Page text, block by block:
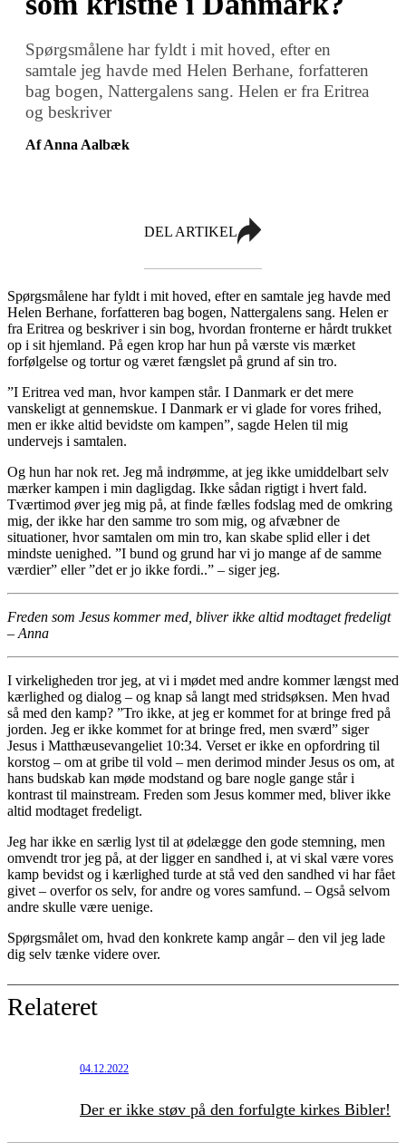
Spørgsmålene har fyldt i mit hoved, efter en
samtale jeg havde med Helen Berhane, forfatteren
bag bogen, Nattergalens sang. Helen er fra Eritrea
og beskriver
Af Anna Aalbæk
DEL ARTIKEL
Spørgsmålene har fyldt i mit hoved, efter en samtale jeg havde med
Helen Berhane, forfatteren bag bogen, Nattergalens sang. Helen er
fra Eritrea og beskriver i sin bog, hvordan fronterne er hårdt trukket
op i sit hjemland. På egen krop har hun på værste vis mærket
forfølgelse og tortur og været fængslet på grund af sin tro.
”I Eritrea ved man, hvor kampen står. I Danmark er det mere
vanskeligt at gennemskue. I Danmark er vi glade for vores frihed,
men er ikke altid bevidste om kampen”, sagde Helen til mig
undervejs i samtalen.
Og hun har nok ret. Jeg må indrømme, at jeg ikke umiddelbart selv
mærker kampen i min dagligdag. Ikke sådan rigtigt i hvert fald.
Tværtimod øver jeg mig på, at finde fælles fodslag med de omkring
mig, der ikke har den samme tro som mig, og afvæbner de
situationer, hvor samtalen om min tro, kan skabe splid eller i det
mindste uenighed. ”I bund og grund har vi jo mange af de samme
værdier” eller ”det er jo ikke fordi..” – siger jeg.
Freden som Jesus kommer med, bliver ikke altid modtaget fredeligt
– Anna
I virkeligheden tror jeg, at vi i mødet med andre kommer længst med
kærlighed og dialog – og knap så langt med stridsøksen. Men hvad
så med den kamp? ”Tro ikke, at jeg er kommet for at bringe fred på
jorden. Jeg er ikke kommet for at bringe fred, men sværd” siger
Jesus i Matthæusevangeliet 10:34. Verset er ikke en opfordring til
korstog – om at gribe til vold – men derimod minder Jesus os om, at
hans budskab kan møde modstand og bare nogle gange står i
kontrast til mainstream. Freden som Jesus kommer med, bliver ikke
altid modtaget fredeligt.
Jeg har ikke en særlig lyst til at ødelægge den gode stemning, men
omvendt tror jeg på, at der ligger en sandhed i, at vi skal være vores
kamp bevidst og i kærlighed turde at stå ved den sandhed vi har fået
givet – overfor os selv, for andre og vores samfund. – Også selvom
andre skulle være uenige.
Spørgsmålet om, hvad den konkrete kamp angår – den vil jeg lade
dig selv tænke videre over.
Relateret
04.12.2022
Der er ikke støv på den forfulgte kirkes Bibler!